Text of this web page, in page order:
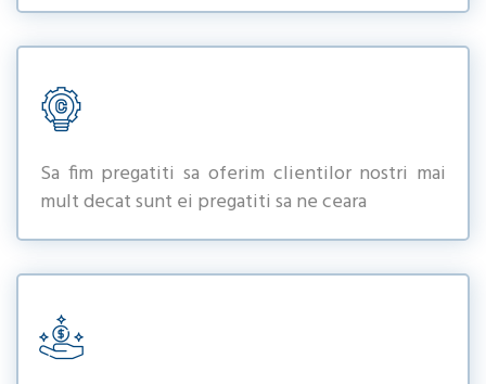
Sa fim pregatiti sa oferim clientilor nostri mai
mult decat sunt ei pregatiti sa ne ceara